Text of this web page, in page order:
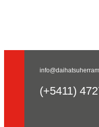
(+5411)